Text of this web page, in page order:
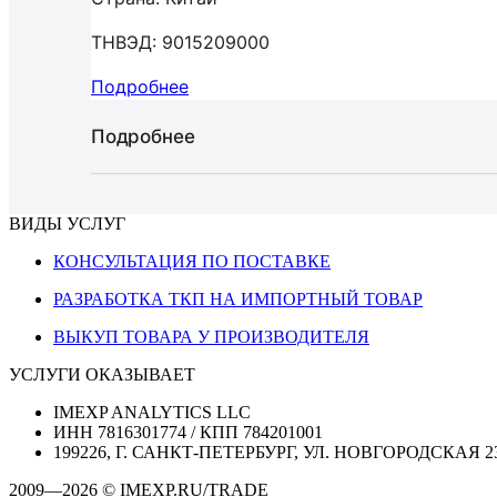
ТНВЭД: 9015209000
Подробнее
Подробнее
ВИДЫ УСЛУГ
КОНСУЛЬТАЦИЯ ПО ПОСТАВКЕ
РАЗРАБОТКА ТКП НА ИМПОРТНЫЙ ТОВАР
ВЫКУП ТОВАРА У ПРОИЗВОДИТЕЛЯ
УСЛУГИ ОКАЗЫВАЕТ
IMEXP ANALYTICS LLC
ИНН 7816301774 / КПП 784201001
199226, Г. САНКТ-ПЕТЕРБУРГ, УЛ. НОВГОРОДСКАЯ
2009—2026 © IMEXP.RU/TRADE